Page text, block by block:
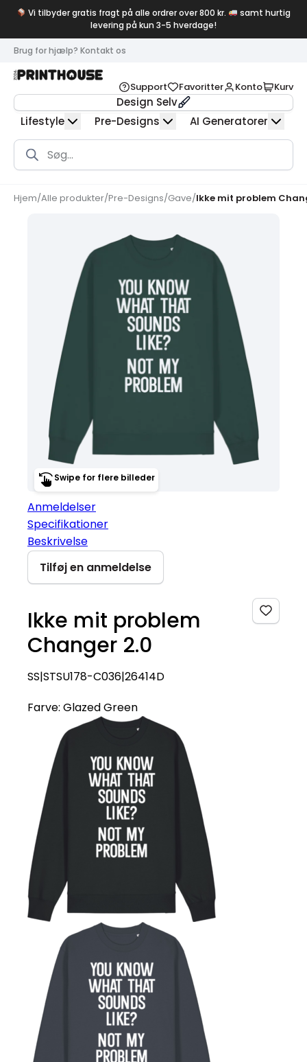
Vi tilbyder gratis fragt på alle ordrer over 800 kr.
samt hurtig
levering på kun 3-5 hverdage!
Brug for hjælp? Kontakt os
Support Favoritter Konto Kurv
Design Selv
Lifestyle
Pre-Designs AI Generatorer
Products
search
Hjem/Alle produkter/Pre-Designs/Gave/Ikke mit problem
Swipe for flere billeder
Anmeldelser
Specifikationer
Beskrivelse
Tilføj en anmeldelse
Ikke mit problem
Changer 2.0
SS|STSU178-C036|26414D
Farve: Glazed Green